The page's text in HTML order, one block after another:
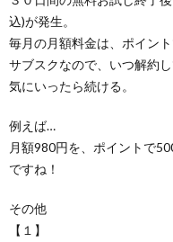
込)が発生。
毎月の月額料金は、ポイント
サブスクなので、いつ解約し
気にいったら続ける。
例えば…
月額980円を、ポイントで
ですね！
その他
【１】